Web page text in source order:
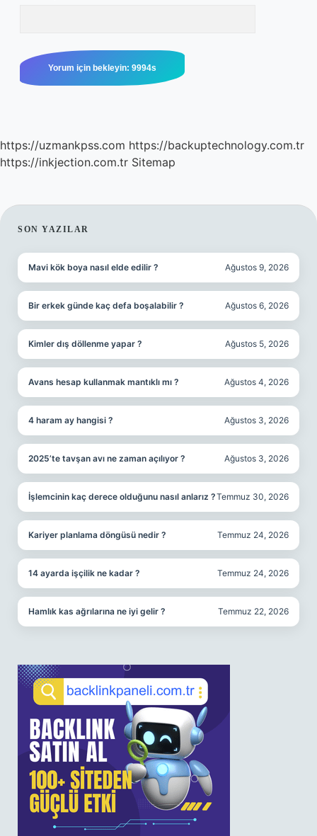
https://uzmankpss.com https://backuptechnology.com.tr
https://inkjection.com.tr Sitemap
SIDEBAR
SON YAZILAR
Mavi kök boya nasıl elde edilir ? Ağustos 9, 2026
Bir erkek günde kaç defa boşalabilir ? Ağustos 6, 2026
Kimler dış döllenme yapar ? Ağustos 5, 2026
Avans hesap kullanmak mantıklı mı ? Ağustos 4, 2026
4 haram ay hangisi ? Ağustos 3, 2026
2025’te tavşan avı ne zaman açılıyor ? Ağustos 3, 2026
İşlemcinin kaç derece olduğunu nasıl anlarız ?Temmuz 30, 2026
Kariyer planlama döngüsü nedir ? Temmuz 24, 2026
14 ayarda işçilik ne kadar ? Temmuz 24, 2026
Hamlık kas ağrılarına ne iyi gelir ? Temmuz 22, 2026